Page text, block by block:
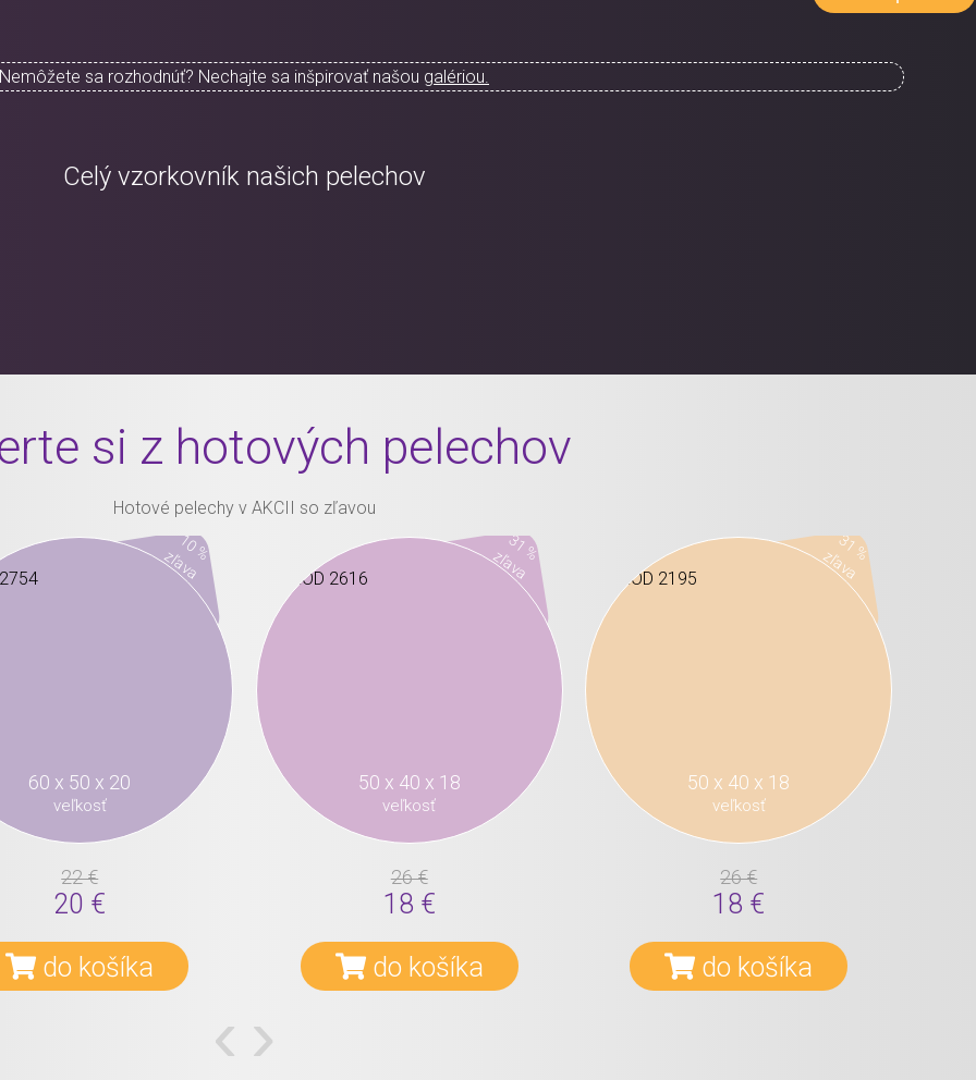
Nemôžete sa rozhodnúť? Nechajte sa inšpirovať našou galériou.
Celý vzorkovník našich pelechov
si z hotových pelechov
Hotové pelechy v AKCII so zľavou
10 %
zľava
60 x 50 x 20
veľkosť
22 €
20 €
do košíka
31 %
zľava
50 x 40 x 18
veľkosť
26 €
18 €
do košíka
31 %
zľava
50 x 40 x 18
veľkosť
26 €
18 €
do košíka
‹ ›